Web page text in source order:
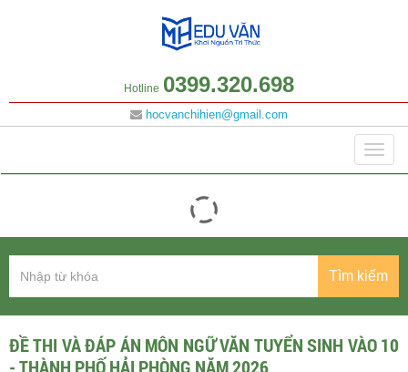
Hotline 0399.320.698
hocvanchihien@gmail.com
Tìm kiếm
ĐỀ THI VÀ ĐÁP ÁN MÔN NGỮ VĂN TUYỂN SINH VÀO 10
- THÀNH PHỐ HẢI PHÒNG NĂM 2026